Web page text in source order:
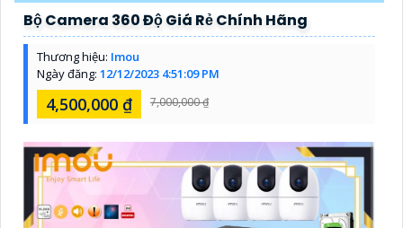
Bộ Camera 360 Độ Giá Rẻ Chính Hãng
Thương hiệu: Imou
Ngày đăng: 12/12/2023 4:51:09 PM
4,500,000 ₫ 7,000,000 ₫